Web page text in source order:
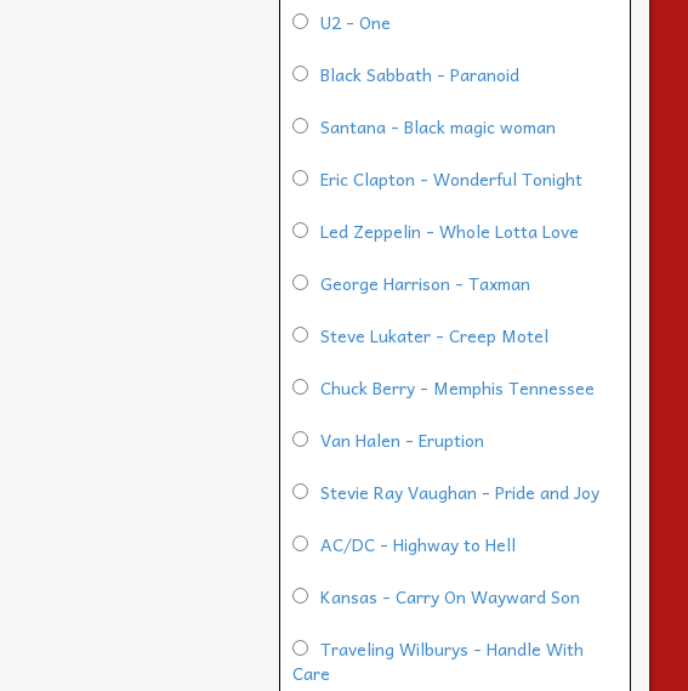
U2 - One
Black Sabbath - Paranoid
Santana - Black magic woman
Eric Clapton - Wonderful Tonight
Led Zeppelin - Whole Lotta Love
George Harrison - Taxman
Steve Lukater - Creep Motel
Chuck Berry - Memphis Tennessee
Van Halen - Eruption
Stevie Ray Vaughan - Pride and Joy
AC/DC - Highway to Hell
Kansas - Carry On Wayward Son
Traveling Wilburys - Handle With
Care